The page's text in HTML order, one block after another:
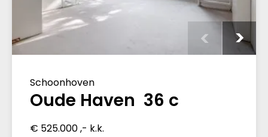
Schoonhoven
Oude Haven 36 c
€ 525.000 ,- k.k.